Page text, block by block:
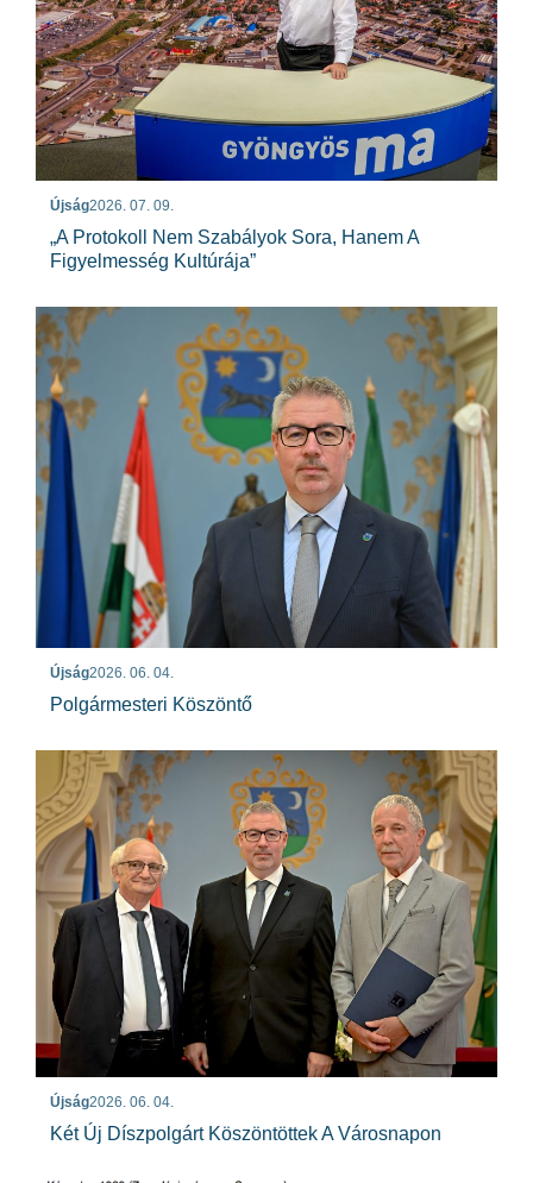
Újság2026. 07. 09.
„A Protokoll Nem Szabályok Sora, Hanem A
Figyelmesség Kultúrája”
Újság2026. 06. 04.
Polgármesteri Köszöntő
Újság2026. 06. 04.
Két Új Díszpolgárt Köszöntöttek A Városnapon